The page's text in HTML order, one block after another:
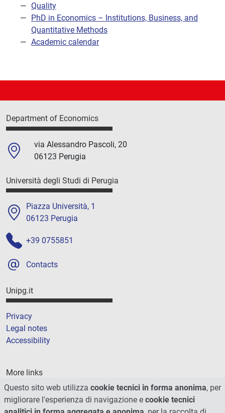
Quality
PhD in Economics – Institutions, Business, and
Quantitative Methods
Academic calendar
Department of Economics
via Alessandro Pascoli, 20
06123 Perugia
Università degli Studi di Perugia
Piazza Università, 1
06123 Perugia
+39 0755851
Contacts
Unipg.it
Privacy
Legal notes
Accessibility
More links
Cookie
Sitemap
Questo sito web utilizza cookie tecnici in forma anonima, per
migliorare l'esperienza di navigazione e cookie tecnici